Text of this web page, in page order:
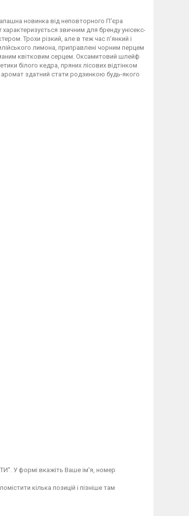
новинка від неповторного П'єра
звичним для бренду унісекс-
Трохи різкий, але в теж час п'янкий і
лимона, приправлені чорним перцем
квітковим серцем. Оксамитовий шлейф
білого кедра, пряних лісових відтінком
аромат здатний стати родзинкою будь-якого
У формі вкажіть Ваше ім'я, номер
кілька позицій і пізніше там